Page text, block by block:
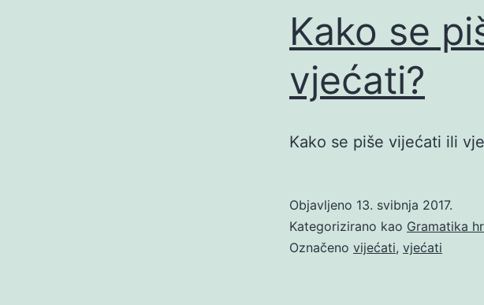
Kako se
vjećati?
Kako se piše vijećati ili
Objavljeno 13. svibnja 2017.
Kategorizirano kao Gramatika
Označeno vijećati, vjećati